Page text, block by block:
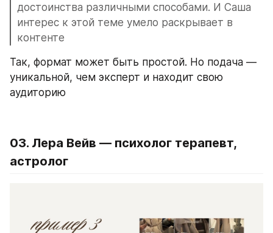
достоинства различными способами. И Саша
интерес к этой теме умело раскрывает в
контенте
Так, формат может быть простой. Но подача —
уникальной, чем эксперт и находит свою
аудиторию
03. Лера Вейв — психолог терапевт,
астролог